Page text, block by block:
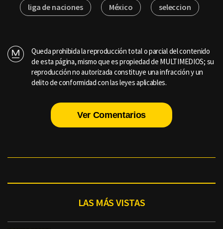
liga de naciones México seleccion
Queda prohibida la reproducción total o parcial del contenido
de esta página, mismo que es propiedad de MULTIMEDIOS; su
reproducción no autorizada constituye una infracción y un
delito de conformidad con las leyes aplicables.
Ver Comentarios
LAS MÁS VISTAS